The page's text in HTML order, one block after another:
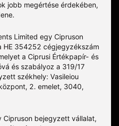
jobb megértése érdekében,
Limited egy Cipruson
HE 354252 cégjegyzékszám
a Ciprusi Értékpapír- és
és szabályoz a 319/17
székhely: Vasileiou
2. emelet, 3040,
Cipruson bejegyzett vállalat,